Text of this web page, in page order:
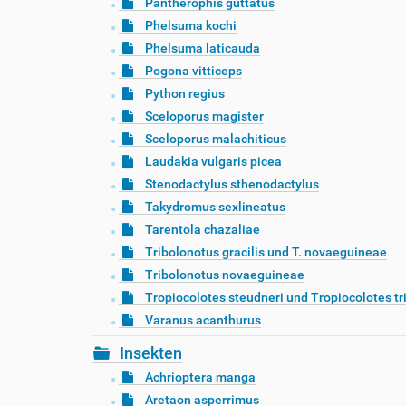
Phelsuma kochi
Phelsuma laticauda
Pogona vitticeps
Python regius
Sceloporus magister
Sceloporus malachiticus
Laudakia vulgaris picea
Stenodactylus sthenodactylus
Takydromus sexlineatus
Tarentola chazaliae
Tribolonotus gracilis und T. novaeguineae
Tribolonotus novaeguineae
Tropiocolotes steudneri und Tropiocolotes
Varanus acanthurus
Insekten
Achrioptera manga
Aretaon asperrimus